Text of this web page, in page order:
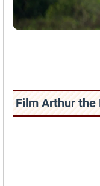
Film Arthur the